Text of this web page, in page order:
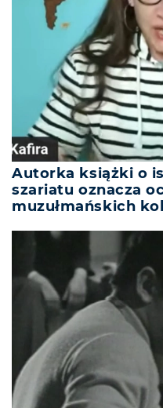
Autorka książki o
szariatu oznacza
muzułmańskich